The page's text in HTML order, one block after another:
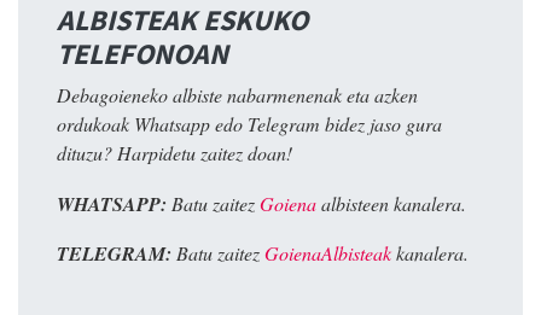
ALBISTEAK ESKUKO
TELEFONOAN
Debagoieneko albiste nabarmenenak eta azken
ordukoak Whatsapp edo Telegram bidez jaso gura
dituzu? Harpidetu zaitez doan!
WHATSAPP: Batu zaitezGoienaalbisteen kanalera.
TELEGRAM: Batu zaitezGoienaAlbisteakkanalera.